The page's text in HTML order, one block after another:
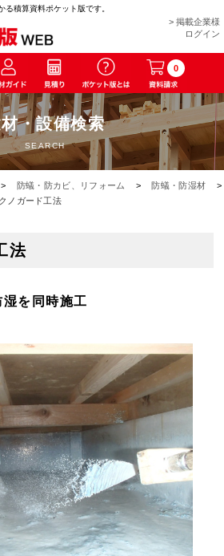
積算資料ポケット版です。
> 掲載企業様
ログイン
0
・設備検索
SEARCH
> 防蟻・防カビ、リフォーム > 防蟻・防湿材
>
ノガード工法
法
を同時施工